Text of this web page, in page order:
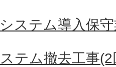
ステム導入保
テム撤去工事(2